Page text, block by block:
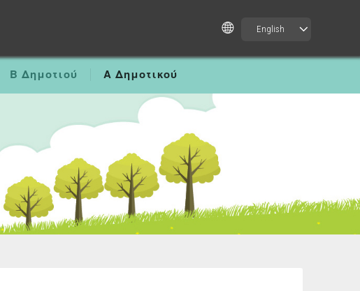
English
Β Δημοτιού Α Δημοτικού